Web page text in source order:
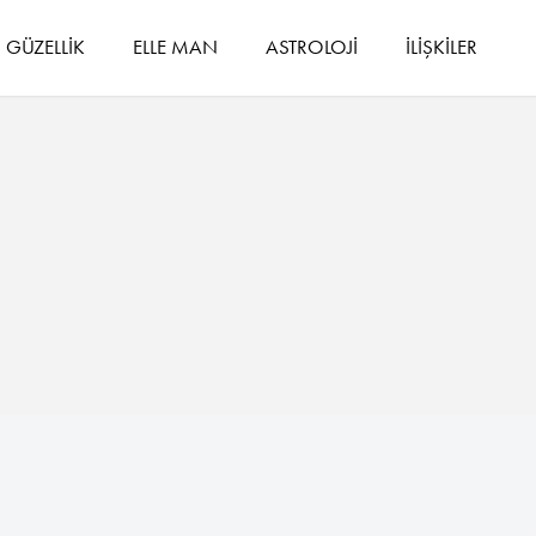
GÜZELLİK ELLE MAN ASTROLOJİ İLİŞKİLER